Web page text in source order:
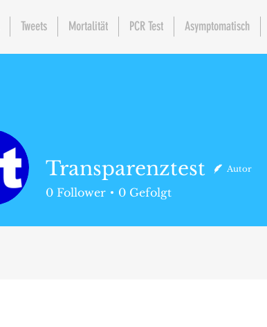
Tweets Mortalität PCR Test Asymptomatisch
Transparenztest Autor
0 Follower 0 Gefolgt